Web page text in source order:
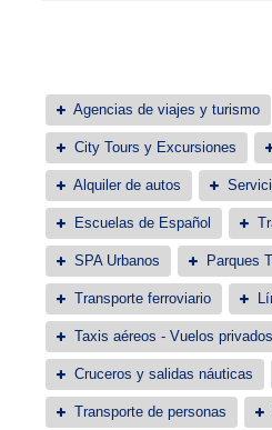
Agencias de viajes y turismo
City Tours y Excursiones
Alquiler de autos
Escuelas de Español
SPA Urbanos Parques
Transporte ferroviario
Taxis aéreos - Vuelos privados
Cruceros y salidas náuticas
Transporte de personas